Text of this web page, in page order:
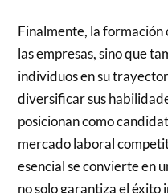
Finalmente, la formación
las empresas, sino que
individuos en su
diversificar sus
posicionan como
mercado laboral
esencial se convierte en
no solo garantiza el